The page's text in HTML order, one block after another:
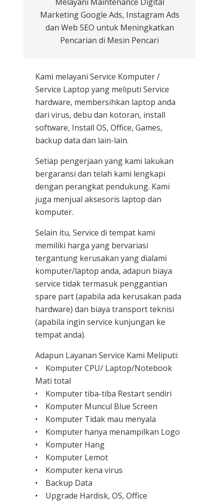
Marketing Google Ads, Instagram Ads
dan Web SEO untuk Meningkatkan
Pencarian di Mesin Pencari
Kami melayani Service Komputer /
Service Laptop yang meliputi Service
hardware, membersihkan laptop anda
dari virus, debu dan kotoran, install
software, Install OS, Office, Games,
backup data dan lain-lain.
Setiap pengerjaan yang kami lakukan
bergaransi dan telah kami lengkapi
dengan perangkat pendukung. Kami
juga menjual aksesoris laptop dan
komputer.
Selain itu, Service di tempat kami
memiliki harga yang bervariasi
tergantung kerusakan yang dialami
komputer/laptop anda, adapun biaya
service tidak termasuk penggantian
spare part (apabila ada kerusakan pada
hardware) dan biaya transport teknisi
(apabila ingin service kunjungan ke
tempat anda).
Adapun Layanan Service Kami Meliputi:
• Komputer CPU/ Laptop/Notebook
Mati total
• Komputer tiba-tiba Restart sendiri
• Komputer Muncul Blue Screen
• Komputer Tidak mau menyala
• Komputer hanya menampilkan Logo
• Komputer Hang
• Komputer Lemot
• Komputer kena virus
• Backup Data
• Upgrade Hardisk, OS, Office